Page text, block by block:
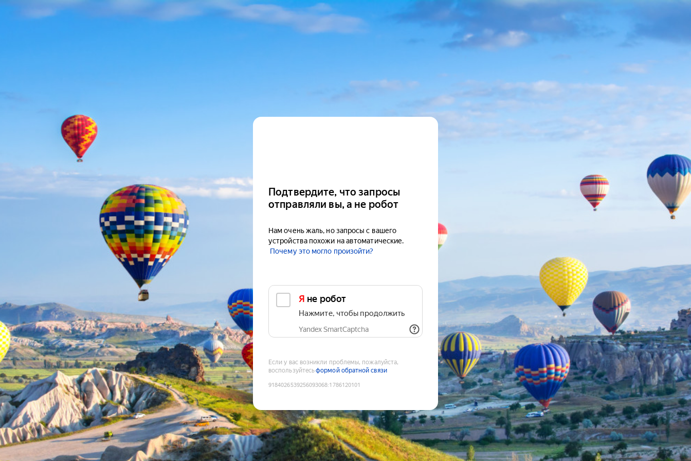
Подтвердите, что запросы
отправляли вы, а не робот
Нам очень жаль, но запросы с вашего
устройства похожи на автоматические.
Почему это могло произойти?
Я не робот
Нажмите, чтобы продолжить
Yandex SmartCaptcha
Если у вас возникли проблемы, пожалуйста,
воспользуйтесьформой обратной связи
9184026539256093068:1786120101